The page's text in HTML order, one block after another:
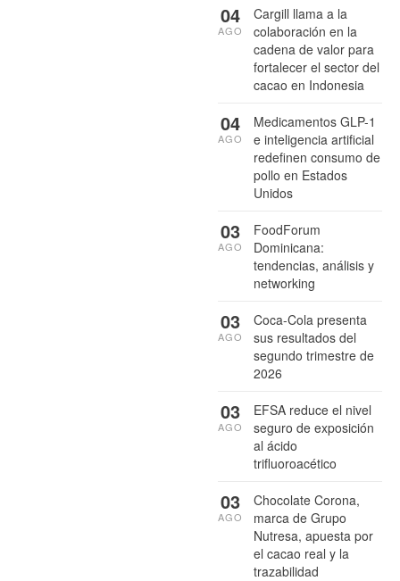
Cargill llama a la
colaboración en la
cadena de valor para
fortalecer el sector del
cacao en Indonesia
04
AGO
Medicamentos GLP-1
e inteligencia artificial
redefinen consumo de
pollo en Estados
Unidos
04
AGO
FoodForum
Dominicana:
tendencias, análisis y
networking
03
AGO
Coca-Cola presenta
sus resultados del
segundo trimestre de
2026
03
AGO
EFSA reduce el nivel
seguro de exposición
al ácido
trifluoroacético
03
AGO
Chocolate Corona,
marca de Grupo
Nutresa, apuesta por
el cacao real y la
trazabilidad
03
AGO